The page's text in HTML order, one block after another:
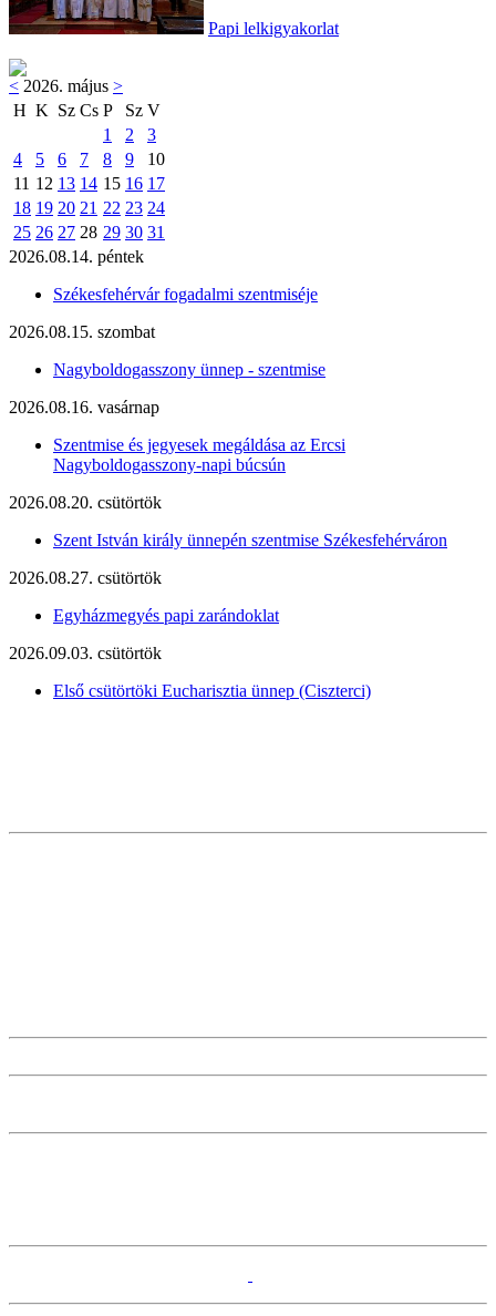
Papi lelkigyakorlat
< 2026. május >
H K Sz Cs P Sz V
1
2
3
4
5 6 7 8 9
10
11 12 13 14 15 16 17
18 19 20 21 22 23 24
25 26 27 28 29 30 31
2026.08.14. péntek
Székesfehérvár fogadalmi szentmiséje
2026.08.15. szombat
Nagyboldogasszony ünnep - szentmise
2026.08.16. vasárnap
Szentmise és jegyesek megáldása az Ercsi
Nagyboldogasszony-napi búcsún
2026.08.20. csütörtök
Szent István király ünnepén szentmise Székesfehérváron
2026.08.27. csütörtök
Egyházmegyés papi zarándoklat
2026.09.03. csütörtök
Első csütörtöki Eucharisztia ünnep (Ciszterci)